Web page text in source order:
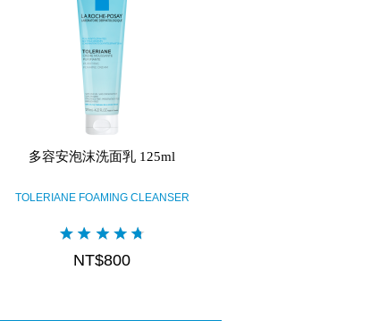
多容安泡沫洗面乳 125ml
TOLERIANE FOAMING CLEANSER
NT$800